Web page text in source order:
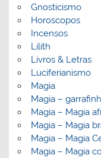
Gnosticismo
Horoscopos
Incensos
Lilith
Livros & Letras
Luciferianismo
Magia
Magia –
Magia – Magia
Magia – Magia
Magia – Magia
Magia – Magia